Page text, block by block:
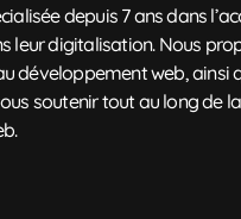
depuis 7 ans dans
leur digitalisation. Nous
développement web, ainsi
soutenir tout au long de